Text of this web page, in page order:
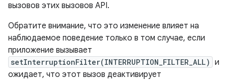
вызовов этих вызовов API.
Обратите внимание, что это изменение влияет на
наблюдаемое поведение только в том случае, если
приложение вызывает
setInterruptionFilter(INTERRUPTION_FILTER_ALL) и
ожидает, что этот вызов деактивирует